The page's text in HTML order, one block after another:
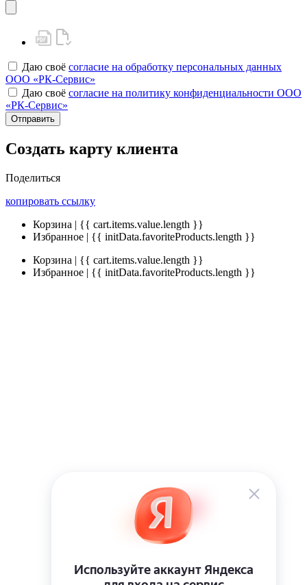
Даю своё согласие на обработку персональных данных
ООО «РК-Сервис»
Даю своё согласие на политику конфиденциальности ООО
«РК-Сервис»
Отправить
Создать карту клиента
Поделиться
копировать ссылку
Корзина | {{ cart.items.value.length }}
Избранное | {{ initData.favoriteProducts.length }}
Корзина | {{ cart.items.value.length }}
Избранное | {{ initData.favoriteProducts.length }}